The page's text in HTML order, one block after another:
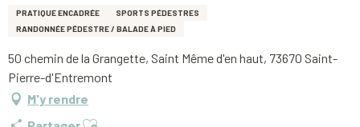
PRATIQUE ENCADRÉE
SPORTS PÉDESTRES
RANDONNÉE PÉDESTRE / BALADE À PIED
50 chemin de la Grangette, Saint Même d'en haut, 73670 Saint-
Pierre-d'Entremont
M'y rendre
Ajouter aux favoris